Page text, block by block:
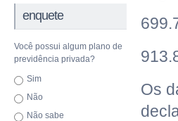
enquete
Você possui algum plano de
previdência privada?
Sim
Não
Não sabe
Os